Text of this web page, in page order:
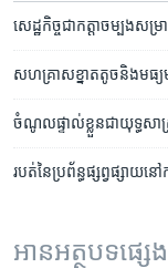
សេដ្ឋកិច្ច​ជា​កត្តា​ចម្បង​សម្រ
សហគ្រាសខ្នាត​តូច​និង​មធ្យ
ចំណូល​ផ្ទាល់​ខ្លួន​ជា​យុទ្ធសាស្
របត់​នៃ​ប្រព័ន្ធ​ផ្សព្វផ្សាយ​នៅ​
អានអត្ថបទផ្ស